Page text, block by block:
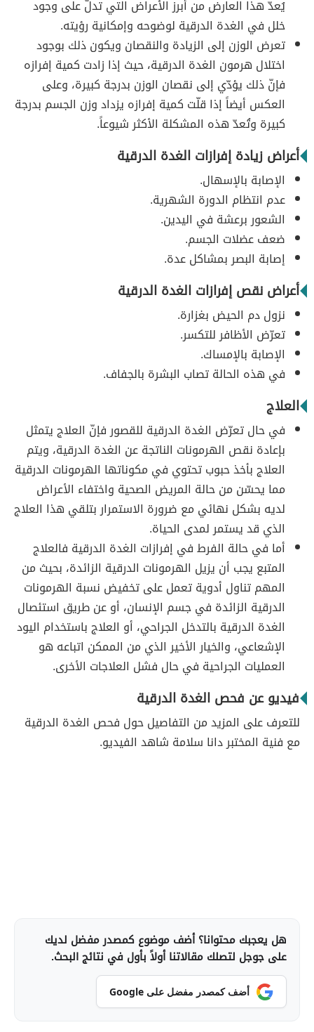
يُعدّ هذا العارض من أبرز الأعراض التي تدلّ على وجود
خلل في الغدة الدرقية لوضوحه وإمكانية رؤيته.
تعرض الوزن إلى الزيادة والنقصان ويكون ذلك بوجود
اختلال هرمون الغدة الدرقية، حيث إذا زادت كمية إفرازه
فإنّ ذلك يؤدّي إلى نقصان الوزن بدرجة كبيرة، وعلى
العكس أيضاً إذا قلّت كمية إفرازه يزداد وزن الجسم بدرجة
كبيرة وتُعدّ هذه المشكلة الأكثر شيوعاً.
أعراض زيادة إفرازات الغدة الدرقية
الإصابة بالإسهال.
عدم انتظام الدورة الشهرية.
الشعور برعشة في اليدين.
ضعف عضلات الجسم.
إصابة البصر بمشاكل عدة.
أعراض نقص إفرازات الغدة الدرقية
نزول دم الحيض بغزارة.
تعرّض الأظافر للتكسر.
الإصابة بالإمساك.
في هذه الحالة تصاب البشرة بالجفاف.
العلاج
في حال تعرّض الغدة الدرقية للقصور فإنّ العلاج يتمثل
بإعادة نقص الهرمونات الناتجة عن الغدة الدرقية، ويتم
العلاج بأخذ حبوب تحتوي في مكوناتها الهرمونات الدرقية
مما يحسّن من حالة المريض الصحية واختفاء الأعراض
لديه بشكل نهائي مع ضرورة الاستمرار بتلقي هذا العلاج
الذي قد يستمر لمدى الحياة.
أما في حالة الفرط في إفرازات الغدة الدرقية فالعلاج
المتبع يجب أن يزيل الهرمونات الدرقية الزائدة، بحيث من
المهم تناول أدوية تعمل على تخفيض نسبة الهرمونات
الدرقية الزائدة في جسم الإنسان، أو عن طريق استئصال
الغدة الدرقية بالتدخل الجراحي، أو العلاج باستخدام اليود
الإشعاعي، والخيار الأخير الذي من الممكن اتباعه هو
العمليات الجراحية في حال فشل العلاجات الأخرى.
فيديو عن فحص الغدة الدرقية
للتعرف على المزيد من التفاصيل حول فحص الغدة الدرقية
مع فنية المختبر دانا سلامة شاهد الفيديو.
هل يعجبك محتوانا؟ أضف موضوع كمصدر مفضل لديك
على جوجل لتصلك مقالاتنا أولاً بأول في نتائج البحث.
أضف كمصدر مفضل على Google